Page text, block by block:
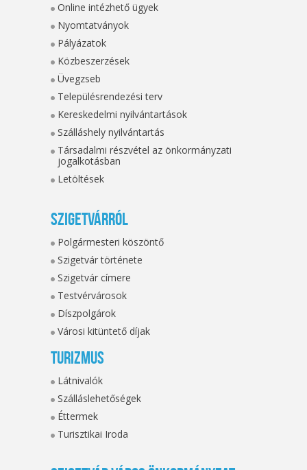
Online intézhető ügyek
Nyomtatványok
Pályázatok
Közbeszerzések
Üvegzseb
Településrendezési terv
Kereskedelmi nyilvántartások
Szálláshely nyilvántartás
Társadalmi részvétel az önkormányzati
jogalkotásban
Letöltések
Szigetvárról
Polgármesteri köszöntő
Szigetvár története
Szigetvár címere
Testvérvárosok
Díszpolgárok
Városi kitüntető díjak
Turizmus
Látnivalók
Szálláslehetőségek
Éttermek
Turisztikai Iroda